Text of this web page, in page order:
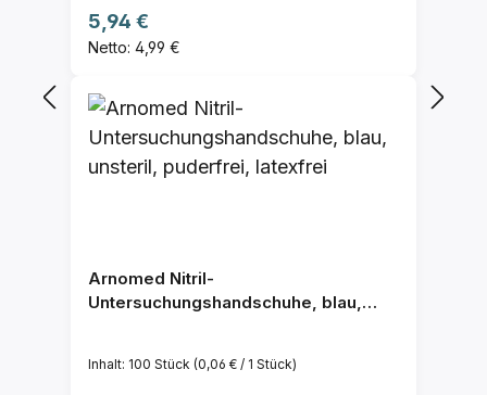
Regulärer Preis:
5,94 €
Netto: 4,99 €
Arnomed Nitril-
Untersuchungshandschuhe, blau,
Inhalt: 100 Stück (0,06 € / 1 Stück)